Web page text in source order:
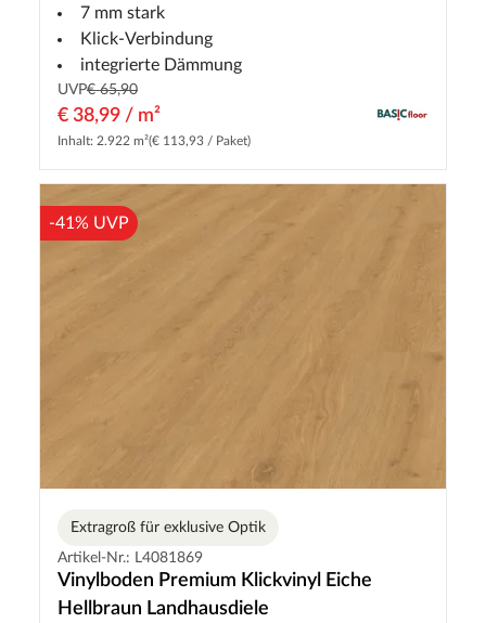
7 mm stark
Klick-Verbindung
integrierte Dämmung
UVP€ 65,90
€ 38,99 / m²
Inhalt: 2.922 m²(€ 113,93 / Paket)
-41% UVP
Extragroß für exklusive Optik
Artikel-Nr.: L4081869
Vinylboden Premium Klickvinyl Eiche
Hellbraun Landhausdiele